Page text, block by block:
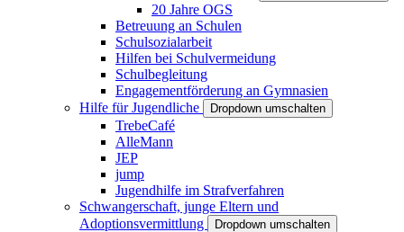
20 Jahre OGS
Betreuung an Schulen
Schulsozialarbeit
Hilfen bei Schulvermeidung
Schulbegleitung
Engagementförderung an Gymnasien
Hilfe für Jugendliche
Dropdown umschalten
TrebeCafé
AlleMann
JEP
jump
Jugendhilfe im Strafverfahren
Schwangerschaft, junge Eltern und
Adoptionsvermittlung
Dropdown umschalten